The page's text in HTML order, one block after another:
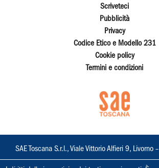
Scriveteci
Pubblicità
Privacy
Codice Etico e Modello 231
Cookie policy
Termini e condizioni
SAE Toscana S.r.l., Viale Vittorio Alfieri 9,